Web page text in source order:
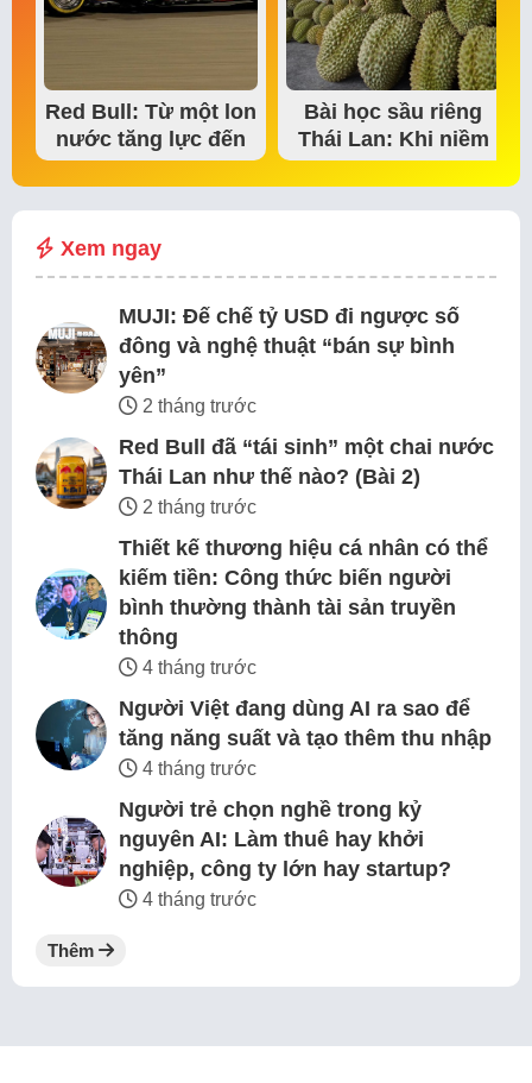
Red Bull: Từ một lon
nước tăng lực đến
đế chế thể…
Bài học sầu riêng
Thái Lan: Khi niềm
tin thị trường bắt…
Xem ngay
MUJI: Đế chế tỷ USD đi ngược số
đông và nghệ thuật “bán sự bình
yên”
2 tháng trước
Red Bull đã “tái sinh” một chai nước
Thái Lan như thế nào? (Bài 2)
2 tháng trước
Thiết kế thương hiệu cá nhân có thể
kiếm tiền: Công thức biến người
bình thường thành tài sản truyền
thông
4 tháng trước
Người Việt đang dùng AI ra sao để
tăng năng suất và tạo thêm thu nhập
4 tháng trước
Người trẻ chọn nghề trong kỷ
nguyên AI: Làm thuê hay khởi
nghiệp, công ty lớn hay startup?
4 tháng trước
Thêm